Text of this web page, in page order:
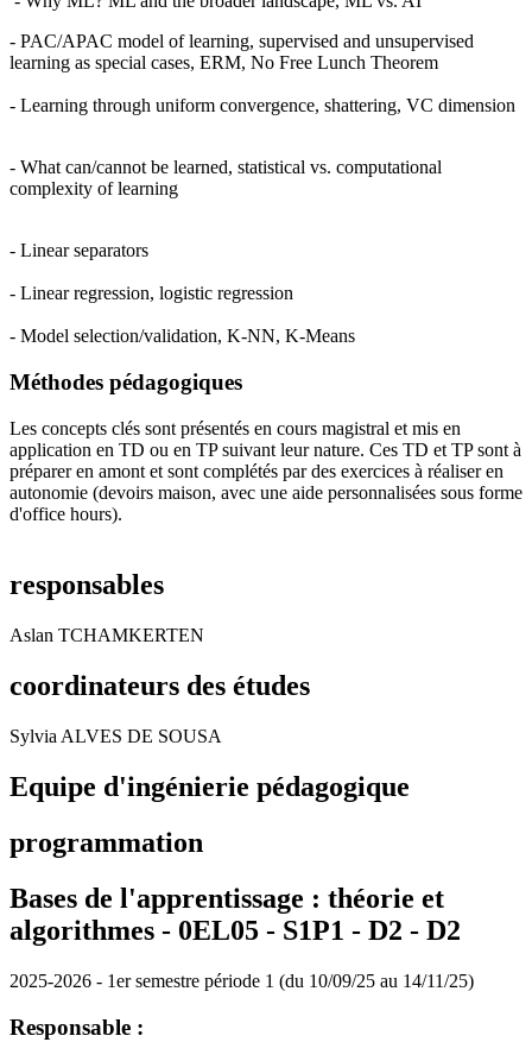
- PAC/APAC model of learning, supervised and unsupervised
learning as special cases, ERM, No Free Lunch Theorem
- Learning through uniform convergence, shattering, VC dimension
- What can/cannot be learned, statistical vs. computational
complexity of learning
- Linear separators
- Linear regression, logistic regression
- Model selection/validation, K-NN, K-Means
Méthodes pédagogiques
Les concepts clés sont présentés en cours magistral et mis en
application en TD ou en TP suivant leur nature. Ces TD et TP sont à
préparer en amont et sont complétés par des exercices à réaliser en
autonomie (devoirs maison, avec une aide personnalisées sous forme
d'office hours).
responsables
Aslan TCHAMKERTEN
coordinateurs des études
Sylvia ALVES DE SOUSA
Equipe d'ingénierie pédagogique
programmation
Bases de l'apprentissage : théorie et
algorithmes - 0EL05 - S1P1 - D2 - D2
2025-2026 - 1er semestre période 1 (du 10/09/25 au 14/11/25)
Responsable :